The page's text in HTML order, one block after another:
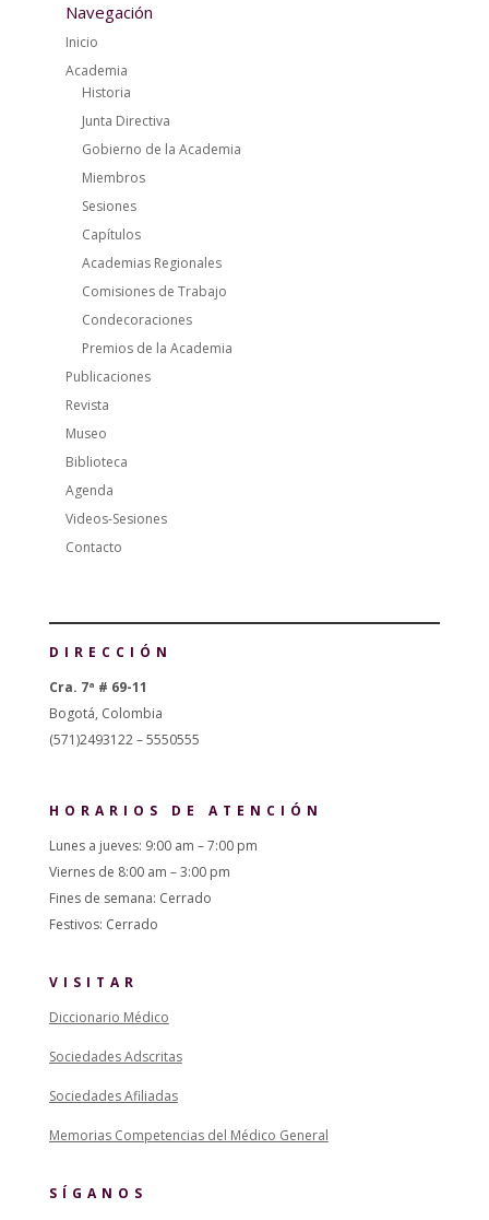
Navegación
Inicio
Academia
Historia
Junta Directiva
Gobierno de la Academia
Miembros
Sesiones
Capítulos
Academias Regionales
Comisiones de Trabajo
Condecoraciones
Premios de la Academia
Publicaciones
Revista
Museo
Biblioteca
Agenda
Videos-Sesiones
Contacto
DIRECCIÓN
Cra. 7ª # 69-11
Bogotá, Colombia
(571)2493122 – 5550555
HORARIOS DE ATENCIÓN
Lunes a jueves: 9:00 am – 7:00 pm
Viernes de 8:00 am – 3:00 pm
Fines de semana: Cerrado
Festivos: Cerrado
VISITAR
Diccionario Médico
Sociedades Adscritas
Sociedades Afiliadas
Memorias Competencias del Médico General
SÍGANOS